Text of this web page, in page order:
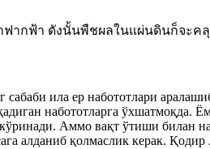
ากฟ้า ดังนั้นพืชผลในแผ่นดินก็จะค
ила ер набототлари
набототларга ўхшатмоқда.
Аммо вақт ўтиши билан
алданиб қолмаслик керак. Қодир